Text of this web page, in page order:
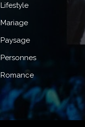
Lifestyle
Mariage
Paysage
Personnes
Romance